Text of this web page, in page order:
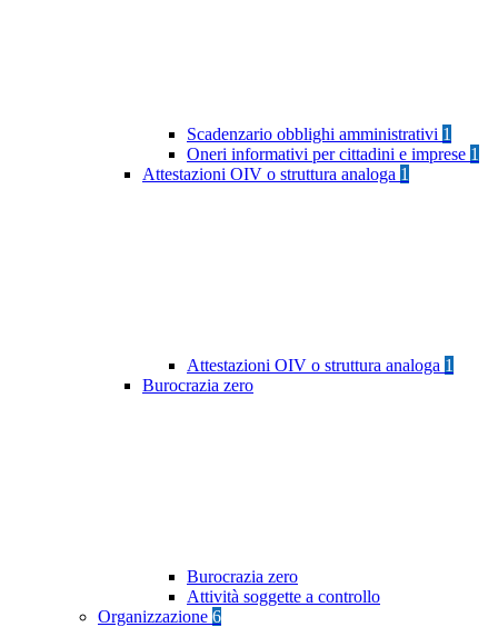
Scadenzario obblighi amministrativi 1
Oneri informativi per cittadini e imprese 1
Attestazioni OIV o struttura analoga 1
Attestazioni OIV o struttura analoga 1
Burocrazia zero
Burocrazia zero
Attività soggette a controllo
Organizzazione 6